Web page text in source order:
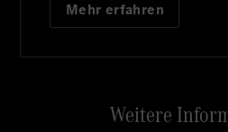
Mehr erfahren
Weitere